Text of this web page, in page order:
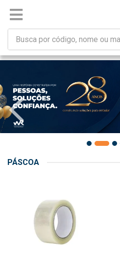
PÁSCOA